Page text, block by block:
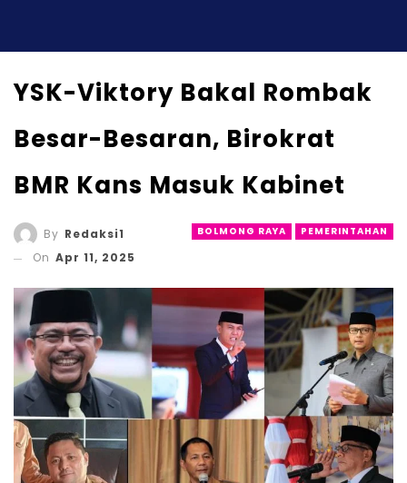
YSK-Viktory Bakal Rombak
Besar-Besaran, Birokrat
BMR Kans Masuk Kabinet
BOLMONG RAYA PEMERINTAHAN
By Redaksi1
On Apr 11, 2025